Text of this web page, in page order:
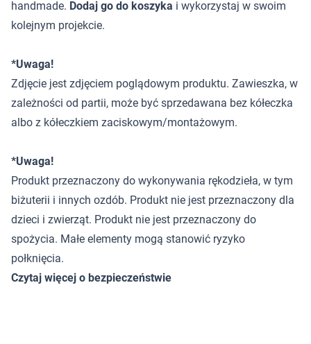
handmade. Dodaj go do koszyka i wykorzystaj w swoim
kolejnym projekcie.
*Uwaga!
Zdjęcie jest zdjęciem poglądowym produktu. Zawieszka, w
zależności od partii, może być sprzedawana bez kółeczka
albo z kółeczkiem zaciskowym/montażowym.
*Uwaga!
Produkt przeznaczony do wykonywania rękodzieła, w tym
biżuterii i innych ozdób. Produkt nie jest przeznaczony dla
dzieci i zwierząt. Produkt nie jest przeznaczony do
spożycia. Małe elementy mogą stanowić ryzyko
połknięcia.
Czytaj więcej o bezpieczeństwie